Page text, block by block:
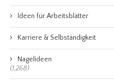
Ideen für Arbeitsblätter
Karriere & Selbständigkeit
Nagelideen
(1,268)